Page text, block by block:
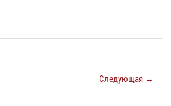
Следующая →